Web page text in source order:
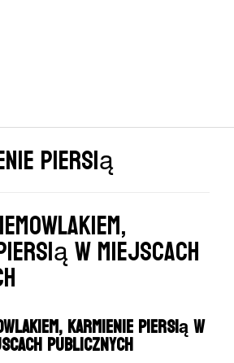
piersią
w miejscach
karmienie piersią w
publicznych